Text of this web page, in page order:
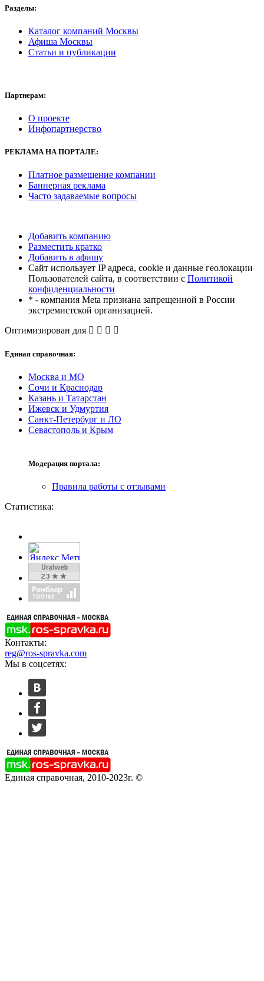
Разделы:
Каталог компаний Москвы
Афиша Москвы
Статьи и публикации
Партнерам:
О проекте
Инфопартнерство
РЕКЛАМАНА ПОРТАЛЕ:
Платное размещение компании
Баннерная реклама
Часто задаваемые вопросы
Добавить компанию
Разместить кратко
Добавить в афишу
Сайт использует IP адреса, cookie и данные геолокации
Пользователей сайта, в соответствии с Политикой
конфиденциальности
* - компания Meta признана запрещенной в России
экстремистской организацией.
Оптимизирован для
Единая справочная:
Москва и МО
Сочи и Краснодар
Казань и Татарстан
Ижевск и Удмуртия
Санкт-Петербург и ЛО
Севастополь и Крым
Модерация портала:
Правила работы с отзывами
Статистика:
Контакты:
reg@ros-spravka.com
Мы в соцсетях:
Единая справочная, 2010-2023г. ©